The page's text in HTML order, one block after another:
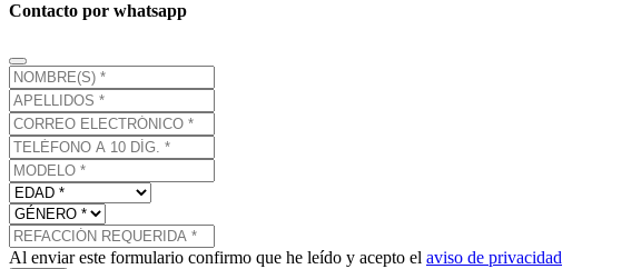
Contacto por whatsapp
Al enviar este formulario confirmo que he leído y acepto el aviso de privacidad